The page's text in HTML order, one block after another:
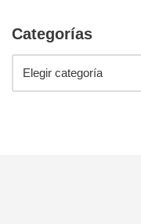
Categorías